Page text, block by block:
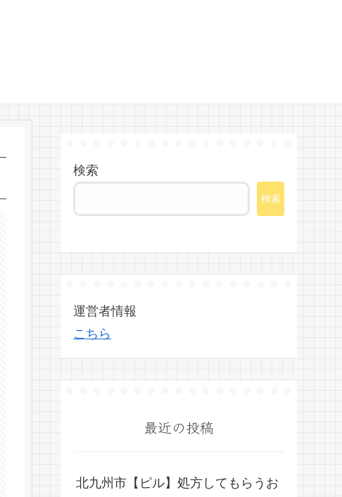
検索
検索
運営者情報
こちら
最近の投稿
北九州市【ピル】処方してもらうお